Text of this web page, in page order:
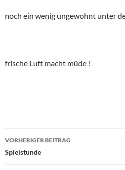
noch ein wenig ungewohnt unter
frische Luft macht müde !
Beitragsnavigation
VORHERIGER BEITRAG
Spielstunde